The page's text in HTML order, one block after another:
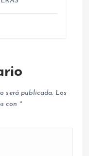
será publicada. Los
con *